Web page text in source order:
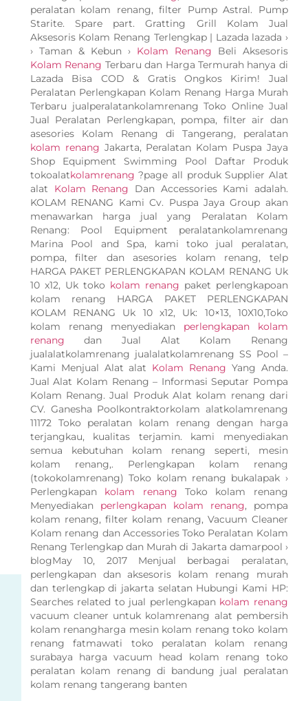
peralatan kolam renang, filter Pump Astral. Pump
Starite. Spare part. Gratting Grill Kolam Jual
Aksesoris Kolam Renang Terlengkap | Lazada lazada ›
› Taman & Kebun ›Kolam Renang Beli Aksesoris
Kolam Renang Terbaru dan Harga Termurah hanya di
Lazada Bisa COD & Gratis Ongkos Kirim! Jual
Peralatan Perlengkapan Kolam Renang Harga Murah
Terbaru jualperalatankolamrenang Toko Online Jual
Jual Peralatan Perlengkapan, pompa, filter air dan
asesories Kolam Renang di Tangerang, peralatan
kolam renang Jakarta, Peralatan Kolam Puspa Jaya
Shop Equipment Swimming Pool Daftar Produk
tokoalatkolamrenang ?page all produk Supplier Alat
alat Kolam Renang Dan Accessories Kami adalah.
KOLAM RENANG Kami Cv. Puspa Jaya Group akan
menawarkan harga jual yang Peralatan Kolam
Renang: Pool Equipment peralatankolamrenang
Marina Pool and Spa, kami toko jual peralatan,
pompa, filter dan asesories kolam renang, telp
HARGA PAKET PERLENGKAPAN KOLAM RENANG Uk
10 x12, Uk toko kolam renang paket perlengkapoan
kolam renang HARGA PAKET PERLENGKAPAN
KOLAM RENANG Uk 10 x12, Uk: 10×13, 10X10,Toko
kolam renang menyediakan perlengkapan kolam
renang dan Jual Alat Kolam Renang
jualalatkolamrenang jualalatkolamrenang SS Pool –
Kami Menjual Alat alat Kolam Renang Yang Anda.
Jual Alat Kolam Renang – Informasi Seputar Pompa
Kolam Renang. Jual Produk Alat kolam renang dari
CV. Ganesha Poolkontraktorkolam alatkolamrenang
11172 Toko peralatan kolam renang dengan harga
terjangkau, kualitas terjamin. kami menyediakan
semua kebutuhan kolam renang seperti, mesin
kolam renang,. Perlengkapan kolam renang
(tokokolamrenang) Toko kolam renang bukalapak ›
Perlengkapan kolam renang Toko kolam renang
Menyediakan perlengkapan kolam renang, pompa
kolam renang, filter kolam renang, Vacuum Cleaner
Kolam renang dan Accessories Toko Peralatan Kolam
Renang Terlengkap dan Murah di Jakarta damarpool ›
blogMay 10, 2017 Menjual berbagai peralatan,
perlengkapan dan aksesoris kolam renang murah
dan terlengkap di jakarta selatan Hubungi Kami HP:
Searches related to jual perlengkapan kolam renang
vacuum cleaner untuk kolamrenang alat pembersih
kolam renangharga mesin kolam renang toko kolam
renang fatmawati toko peralatan kolam renang
surabaya harga vacuum head kolam renang toko
peralatan kolam renang di bandung jual peralatan
kolam renang tangerang banten